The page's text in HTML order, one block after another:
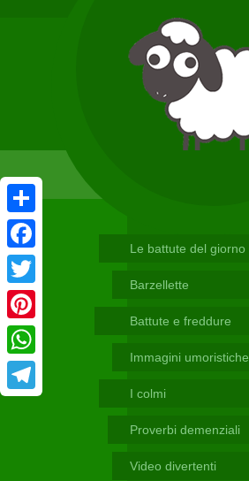
Le battute del giorno
Barzellette
Battute e freddure
Immagini umoristiche
I colmi
Proverbi demenziali
Video divertenti
Condividi
Facebook
Twitter
Pinterest
WhatsApp